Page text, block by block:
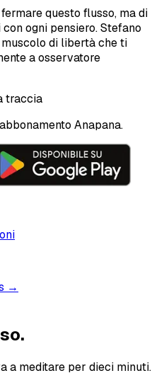
questo flusso, ma di
ogni pensiero. Stefano
di libertà che ti
a osservatore
traccia
Anapana.
→
a meditare per dieci minuti.